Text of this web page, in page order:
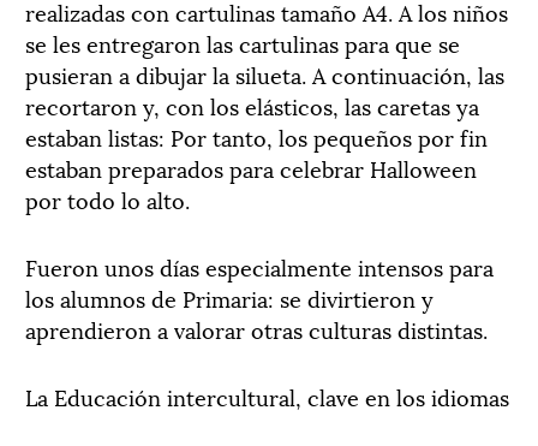
realizadas con cartulinas tamaño A4. A los niños
se les entregaron las cartulinas para que se
pusieran a dibujar la silueta. A continuación, las
recortaron y, con los elásticos, las caretas ya
estaban listas: Por tanto, los pequeños por fin
estaban preparados para celebrar Halloween
por todo lo alto.
Fueron unos días especialmente intensos para
los alumnos de Primaria: se divirtieron y
aprendieron a valorar otras culturas distintas.
La Educación intercultural, clave en los idiomas